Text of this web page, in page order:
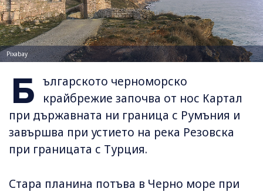
Pixabay
Б ългарското черноморско
крайбрежие започва от нос Картал
при държавната ни граница с Румъния и
завършва при устието на река Резовска
при границата с Турция.
Стара планина потъва в Черно море при